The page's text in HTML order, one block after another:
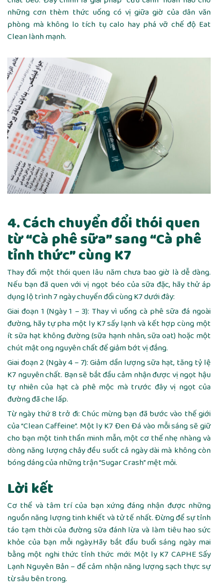
những cơn thèm thức uống có vị giữa giờ của dân văn
phòng mà không lo tích tụ calo hay phá vỡ chế độ Eat
Clean lành mạnh.
4. Cách chuyển đổi thói quen
từ “Cà phê sữa” sang “Cà phê
tỉnh thức” cùng K7
Thay đổi một thói quen lâu năm chưa bao giờ là dễ dàng.
Nếu bạn đã quen với vị ngọt béo của sữa đặc, hãy thử áp
dụng lộ trình 7 ngày chuyển đổi cùng K7 dưới đây:
Giai đoạn 1 (Ngày 1 – 3): Thay vì uống cà phê sữa đá ngoài
đường, hãy tự pha một ly K7 sấy lạnh và kết hợp cùng một
ít sữa hạt không đường (sữa hạnh nhân, sữa oat) hoặc một
chút mật ong nguyên chất để giảm bớt vị đắng.
Giai đoạn 2 (Ngày 4 – 7): Giảm dần lượng sữa hạt, tăng tỷ lệ
K7 nguyên chất. Bạn sẽ bắt đầu cảm nhận được vị ngọt hậu
tự nhiên của hạt cà phê mộc mà trước đây vị ngọt của
đường đã che lấp.
Từ ngày thứ 8 trở đi: Chúc mừng bạn đã bước vào thế giới
của “Clean Caffeine”. Một ly K7 Đen Đá vào mỗi sáng sẽ giữ
cho bạn một tinh thần minh mẫn, một cơ thể nhẹ nhàng và
dòng năng lượng chảy đều suốt cả ngày dài mà không còn
bóng dáng của những trận “Sugar Crash” mệt mỏi.
Lời kết
Cơ thể và tâm trí của bạn xứng đáng nhận được những
nguồn năng lượng tinh khiết và tử tế nhất. Đừng để sự tỉnh
táo tạm thời của đường sữa đánh lừa và làm tiêu hao sức
khỏe của bạn mỗi ngày.Hãy bắt đầu buổi sáng ngày mai
bằng một nghi thức tỉnh thức mới: Một ly K7 CAPHE Sấy
Lạnh Nguyên Bản – để cảm nhận năng lượng sạch thực sự
từ sâu bên trong.